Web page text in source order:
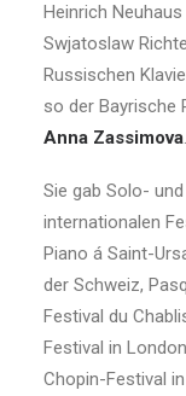
Heinrich
Swjatoslaw
Russischen
so der Bayrische
Anna Zassimova.
Sie gab Solo-
internationalen
Piano á Saint-
der Schweiz,
Festival du
Festival in
Chopin-Festival